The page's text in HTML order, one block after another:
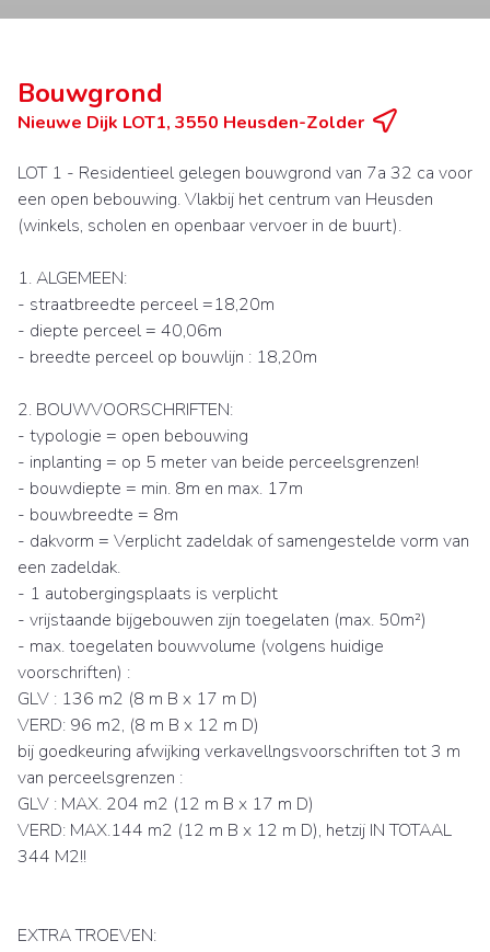
Bouwgrond
Nieuwe Dijk LOT1, 3550 Heusden-Zolder
LOT 1 - Residentieel gelegen bouwgrond van 7a 32 ca voor
een open bebouwing. Vlakbij het centrum van Heusden
(winkels, scholen en openbaar vervoer in de buurt).
1. ALGEMEEN:
- straatbreedte perceel =18,20m
- diepte perceel = 40,06m
- breedte perceel op bouwlijn : 18,20m
2. BOUWVOORSCHRIFTEN:
- typologie = open bebouwing
- inplanting = op 5 meter van beide perceelsgrenzen!
- bouwdiepte = min. 8m en max. 17m
- bouwbreedte = 8m
- dakvorm = Verplicht zadeldak of samengestelde vorm van
een zadeldak.
- 1 autobergingsplaats is verplicht
- vrijstaande bijgebouwen zijn toegelaten (max. 50m²)
- max. toegelaten bouwvolume (volgens huidige
voorschriften) :
GLV : 136 m2 (8 m B x 17 m D)
VERD: 96 m2, (8 m B x 12 m D)
bij goedkeuring afwijking verkavellngsvoorschriften tot 3 m
van perceelsgrenzen :
GLV : MAX. 204 m2 (12 m B x 17 m D)
VERD: MAX.144 m2 (12 m B x 12 m D), hetzij IN TOTAAL
344 M2!!
EXTRA TROEVEN: